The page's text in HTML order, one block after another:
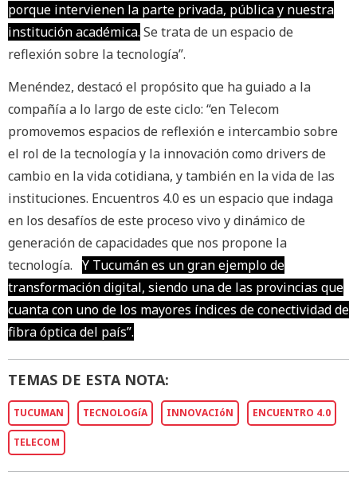
porque intervienen la parte privada, pública y nuestra
institución académica. Se trata de un espacio de
reflexión sobre la tecnología”.
Menéndez, destacó el propósito que ha guiado a la
compañía a lo largo de este ciclo: “en Telecom
promovemos espacios de reflexión e intercambio sobre
el rol de la tecnología y la innovación como drivers de
cambio en la vida cotidiana, y también en la vida de las
instituciones. Encuentros 4.0 es un espacio que indaga
en los desafíos de este proceso vivo y dinámico de
generación de capacidades que nos propone la
tecnología. Y Tucumán es un gran ejemplo de
transformación digital, siendo una de las provincias que
cuanta con uno de los mayores índices de conectividad de
fibra óptica del país”.
TEMAS DE ESTA NOTA:
TUCUMAN TECNOLOGíA INNOVACIóN ENCUENTRO 4.0
TELECOM